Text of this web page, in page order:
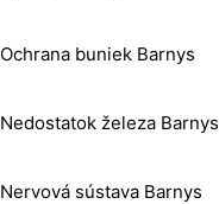
Ochrana buniek Barnys
Nedostatok železa Barnys
Nervová sústava Barnys